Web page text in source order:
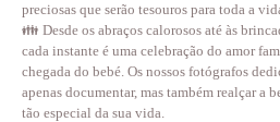
preciosas que serão tesouros para toda a
👪 Desde os abraços calorosos até às
cada instante é uma celebração do amor
chegada do bebé. Os nossos fotógrafos
apenas documentar, mas também realçar a
tão especial da sua vida.